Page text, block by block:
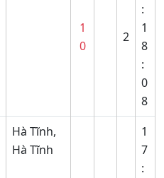
1
0
2
:
1
8
:
0
8
Hà Tĩnh,
Hà Tĩnh
1
7
: